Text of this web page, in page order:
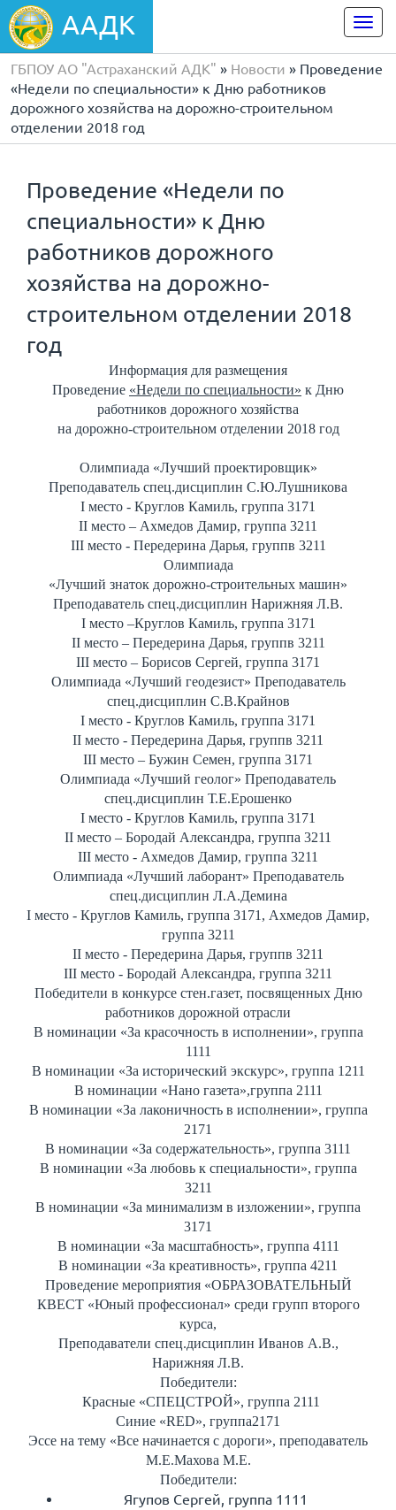
ААДК
ГБПОУ АО "Астраханский АДК" » Новости » Проведение
«Недели по специальности» к Дню работников
дорожного хозяйства на дорожно-строительном
отделении 2018 год
Проведение «Недели по
специальности» к Дню
работников дорожного
хозяйства на дорожно-
строительном отделении 2018
год
Информация для размещения
Проведение «Недели по специальности» к Дню
работников дорожного хозяйства
на дорожно-строительном отделении 2018 год
Олимпиада «Лучший проектировщик»
Преподаватель спец.дисциплин С.Ю.Лушникова
I место - Круглов Камиль, группа 3171
II место – Ахмедов Дамир, группа 3211
III место - Передерина Дарья, группв 3211
Олимпиада
«Лучший знаток дорожно-строительных машин»
Преподаватель спец.дисциплин Нарижняя Л.В.
I место –Круглов Камиль, группа 3171
II место – Передерина Дарья, группв 3211
III место – Борисов Сергей, группа 3171
Олимпиада «Лучший геодезист» Преподаватель
спец.дисциплин С.В.Крайнов
I место - Круглов Камиль, группа 3171
II место - Передерина Дарья, группв 3211
III место – Бужин Семен, группа 3171
Олимпиада «Лучший геолог» Преподаватель
спец.дисциплин Т.Е.Ерошенко
I место - Круглов Камиль, группа 3171
II место – Бородай Александра, группа 3211
III место - Ахмедов Дамир, группа 3211
Олимпиада «Лучший лаборант» Преподаватель
спец.дисциплин Л.А.Демина
I место - Круглов Камиль, группа 3171, Ахмедов Дамир,
группа 3211
II место - Передерина Дарья, группв 3211
III место - Бородай Александра, группа 3211
Победители в конкурсе стен.газет, посвященных Дню
работников дорожной отрасли
В номинации «За красочность в исполнении», группа
1111
В номинации «За исторический экскурс», группа 1211
В номинации «Нано газета»,группа 2111
В номинации «За лаконичность в исполнении», группа
2171
В номинации «За содержательность», группа 3111
В номинации «За любовь к специальности», группа
3211
В номинации «За минимализм в изложении», группа
3171
В номинации «За масштабность», группа 4111
В номинации «За креативность», группа 4211
Проведение мероприятия «ОБРАЗОВАТЕЛЬНЫЙ
КВЕСТ «Юный профессионал» среди групп второго
курса,
Преподаватели спец.дисциплин Иванов А.В.,
Нарижняя Л.В.
Победители:
Красные «СПЕЦСТРОЙ», группа 2111
Синие «RED», группа2171
Эссе на тему «Все начинается с дороги», преподаватель
М.Е.Махова М.Е.
Победители:
Ягупов Сергей, группа 1111